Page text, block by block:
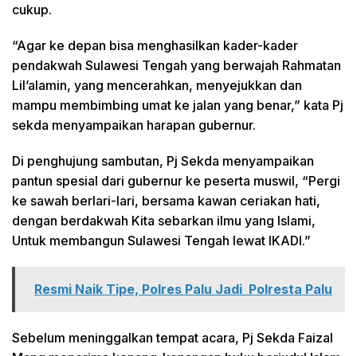
cukup.
“Agar ke depan bisa menghasilkan kader-kader
pendakwah Sulawesi Tengah yang berwajah Rahmatan
Lil’alamin, yang mencerahkan, menyejukkan dan
mampu membimbing umat ke jalan yang benar,” kata Pj
sekda menyampaikan harapan gubernur.
Di penghujung sambutan, Pj Sekda menyampaikan
pantun spesial dari gubernur ke peserta muswil, “Pergi
ke sawah berlari-lari, bersama kawan ceriakan hati,
dengan berdakwah Kita sebarkan ilmu yang Islami,
Untuk membangun Sulawesi Tengah lewat IKADI.”
Resmi Naik Tipe, Polres Palu Jadi Polresta Palu
Sebelum meninggalkan tempat acara, Pj Sekda Faizal